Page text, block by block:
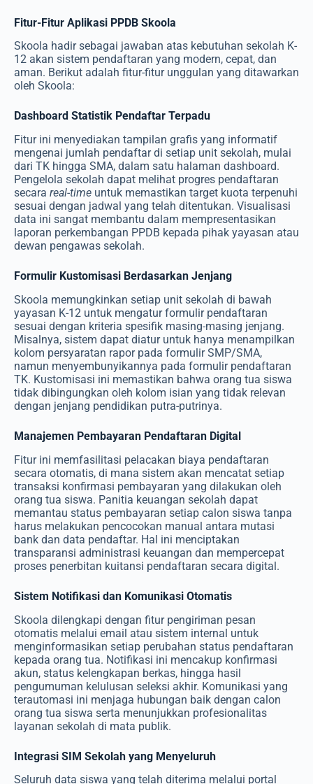
Fitur-Fitur Aplikasi PPDB Skoola
Skoola hadir sebagai jawaban atas kebutuhan sekolah K-
12 akan sistem pendaftaran yang modern, cepat, dan
aman. Berikut adalah fitur-fitur unggulan yang ditawarkan
oleh Skoola:
Dashboard Statistik Pendaftar Terpadu
Fitur ini menyediakan tampilan grafis yang informatif
mengenai jumlah pendaftar di setiap unit sekolah, mulai
dari TK hingga SMA, dalam satu halaman dashboard.
Pengelola sekolah dapat melihat progres pendaftaran
secara real-time untuk memastikan target kuota terpenuhi
sesuai dengan jadwal yang telah ditentukan. Visualisasi
data ini sangat membantu dalam mempresentasikan
laporan perkembangan PPDB kepada pihak yayasan atau
dewan pengawas sekolah.
Formulir Kustomisasi Berdasarkan Jenjang
Skoola memungkinkan setiap unit sekolah di bawah
yayasan K-12 untuk mengatur formulir pendaftaran
sesuai dengan kriteria spesifik masing-masing jenjang.
Misalnya, sistem dapat diatur untuk hanya menampilkan
kolom persyaratan rapor pada formulir SMP/SMA,
namun menyembunyikannya pada formulir pendaftaran
TK. Kustomisasi ini memastikan bahwa orang tua siswa
tidak dibingungkan oleh kolom isian yang tidak relevan
dengan jenjang pendidikan putra-putrinya.
Manajemen Pembayaran Pendaftaran Digital
Fitur ini memfasilitasi pelacakan biaya pendaftaran
secara otomatis, di mana sistem akan mencatat setiap
transaksi konfirmasi pembayaran yang dilakukan oleh
orang tua siswa. Panitia keuangan sekolah dapat
memantau status pembayaran setiap calon siswa tanpa
harus melakukan pencocokan manual antara mutasi
bank dan data pendaftar. Hal ini menciptakan
transparansi administrasi keuangan dan mempercepat
proses penerbitan kuitansi pendaftaran secara digital.
Sistem Notifikasi dan Komunikasi Otomatis
Skoola dilengkapi dengan fitur pengiriman pesan
otomatis melalui email atau sistem internal untuk
menginformasikan setiap perubahan status pendaftaran
kepada orang tua. Notifikasi ini mencakup konfirmasi
akun, status kelengkapan berkas, hingga hasil
pengumuman kelulusan seleksi akhir. Komunikasi yang
terautomasi ini menjaga hubungan baik dengan calon
orang tua siswa serta menunjukkan profesionalitas
layanan sekolah di mata publik.
Integrasi SIM Sekolah yang Menyeluruh
Seluruh data siswa yang telah diterima melalui portal